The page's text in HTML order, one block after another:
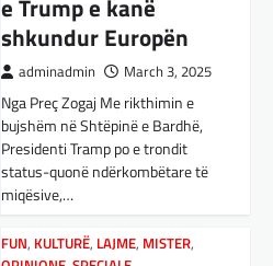
sugjerojnë 400
miliardë euro për
mbrojtje
adminadmin March 4, 2025
Gjermania ndodhet aktualisht në
kulmin e përpjekjeve për krijimin e
qeverisë dhe koha nuk pret.
CDU/CSU dhe SPD po
e Trump e kanë
shkundur Europën
adminadmin March 3, 2025
Nga Preç Zogaj Me rikthimin e
bujshëm në Shtëpinë e Bardhë,
Presidenti Tramp po e trondit
status-quonë ndërkombëtare të
miqësive,…
FUN, KULTURË, LAJME, MISTER,
2024
Skuadra e njohur shqiptare e
Vllaznisë nga Shkodra, me 30
tetor në postin e trajnerit
zyrtarizoi strategun tetovar, Qatip
Osmani.…
SPORT
Goli i Leipzigut ishte i
rregullt!